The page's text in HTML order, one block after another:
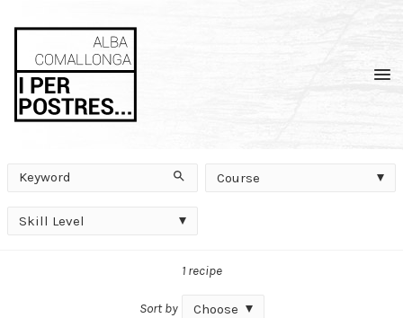
Keyword Search
Course
Course
Skill
Skill Level
1 recipe
Sort by Choose